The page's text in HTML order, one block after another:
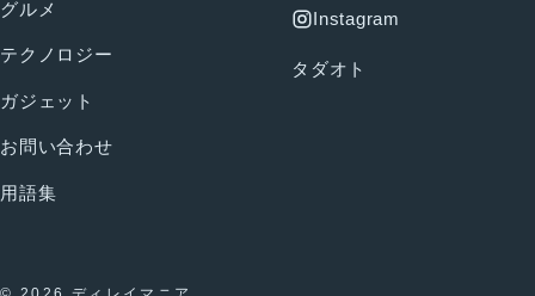
グルメ
テクノロジー
ガジェット
お問い合わせ
用語集
Instagram
タダオト